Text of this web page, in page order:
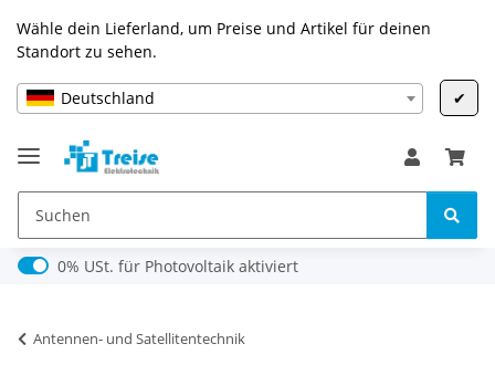
Wähle dein Lieferland, um Preise und Artikel für deinen
Standort zu sehen.
Deutschland ✔
0% USt. für Photovoltaik (§ 12 Abs. 3 UStG)
0% USt. für Photovoltaik aktiviert
Antennen- und Satellitentechnik